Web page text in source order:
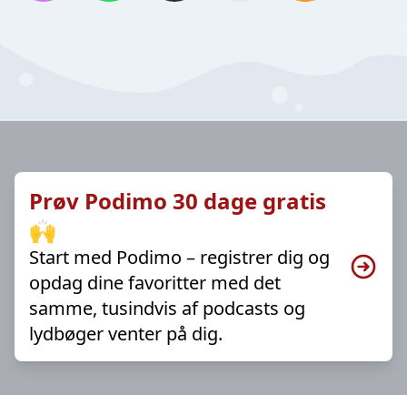
Prøv Podimo 30 dage gratis
🙌
Start med Podimo – registrer dig og
opdag dine favoritter med det
samme, tusindvis af podcasts og
lydbøger venter på dig.